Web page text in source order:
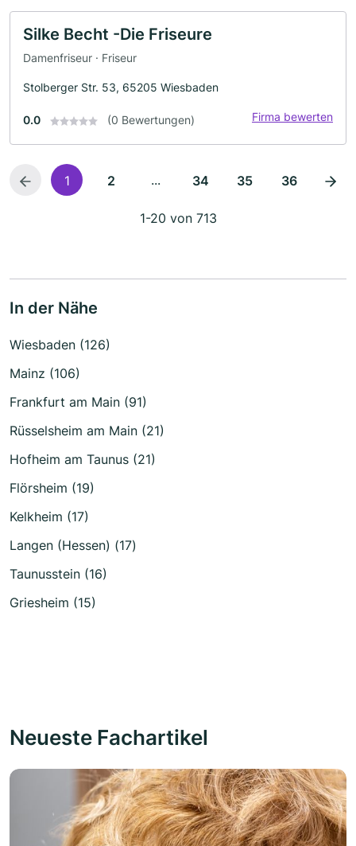
Silke Becht -Die Friseure
Damenfriseur · Friseur
Stolberger Str. 53, 65205 Wiesbaden
0.0 (0 Bewertungen) Firma bewerten
1 2 ... 34 35 36
1-20 von 713
In der Nähe
Wiesbaden (126)
Mainz (106)
Frankfurt am Main (91)
Rüsselsheim am Main (21)
Hofheim am Taunus (21)
Flörsheim (19)
Kelkheim (17)
Langen (Hessen) (17)
Taunusstein (16)
Griesheim (15)
Neueste Fachartikel